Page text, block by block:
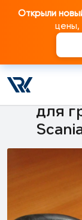
Открыли
цены,
для